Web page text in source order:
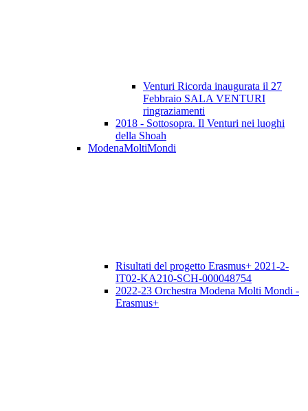
Venturi Ricorda inaugurata il 27
Febbraio SALA VENTURI
ringraziamenti
2018 - Sottosopra. Il Venturi nei luoghi
della Shoah
ModenaMoltiMondi
Risultati del progetto Erasmus+ 2021-2-
IT02-KA210-SCH-000048754
2022-23 Orchestra Modena Molti Mondi -
Erasmus+